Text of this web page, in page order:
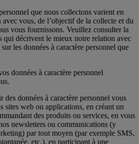
que nous collectons varient en
vous, de l’objectif de la collecte et du
vous fournissons. Veuillez consulter la
qui décrivent le mieux notre relation avec
les données à caractère personnel que
données à caractère personnel
données à caractère personnel vous
sites web ou applications, en créant un
des produits ou services, en vous
newsletters ou communications (y
par tout moyen (par exemple SMS,
etc.), en participant à une